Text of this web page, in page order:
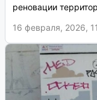
реновации
16 февраля, 2026,